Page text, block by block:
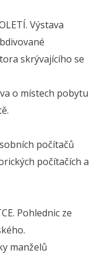
Výstava
skrývajícího se
o místech pobytu
počítačů
počítačích a
Pohlednic ze
manželů